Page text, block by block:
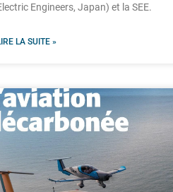
Engineers, Japan) et la SEE.
LA SUITE »